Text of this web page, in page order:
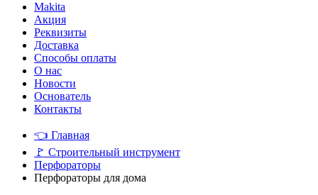
Makita
Акция
Реквизиты
Доставка
Способы оплаты
О нас
Новости
Основатель
Контакты
👈 Главная
🚩 Строительный инструмент
Перфораторы
Перфораторы для дома